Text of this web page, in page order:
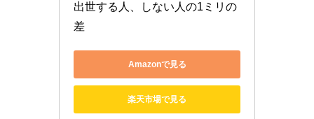
出世する人、しない人の1ミリの
差
Amazonで見る
楽天市場で見る